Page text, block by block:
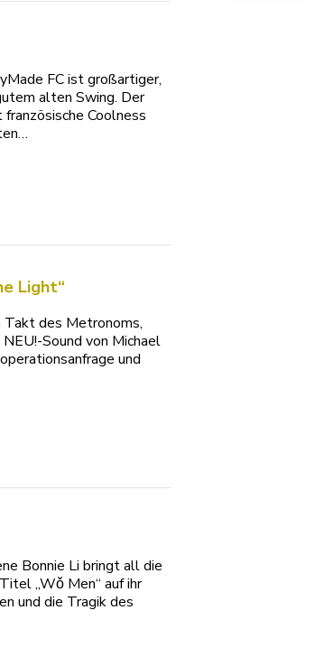
FC ist großartiger,
alten Swing. Der
Coolness
Light“
Takt des Metronoms,
Sound von Michael
und
Bonnie Li bringt all die
„Wǒ Men“ auf ihr
und die Tragik des